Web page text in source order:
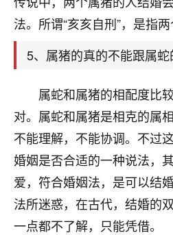
法。所谓“亥亥自刑”，是指
5、属猪的真的不能跟属蛇
属蛇和属猪的相配度比
对。属蛇和属猪是相克的属
不能理解，不能协调。不过
婚姻是否合适的一种说法，
爱，符合婚姻法，是可以结
法所迷惑，在古代，结婚的
一点都不了解，只能凭借。
太岁还有一个发钱粮，本
后，我以为都没戏了，结
职第一个就是我，职务无
3000，非常开心，无论如
鹿森：恭喜升职加薪
心心相印
我身体不太好，总是病病
问题，反正就是不舒服。
题，后来无意中看到有人
之后，心情豁然开朗，也